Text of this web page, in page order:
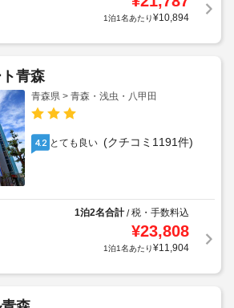
1泊1名あたり¥10,894
青森
青森県 > 青森・浅虫・八甲田
4.2 とても良い (クチコミ1191件)
1泊2名合計/税・手数料込
¥23,808
1泊1名あたり¥11,904